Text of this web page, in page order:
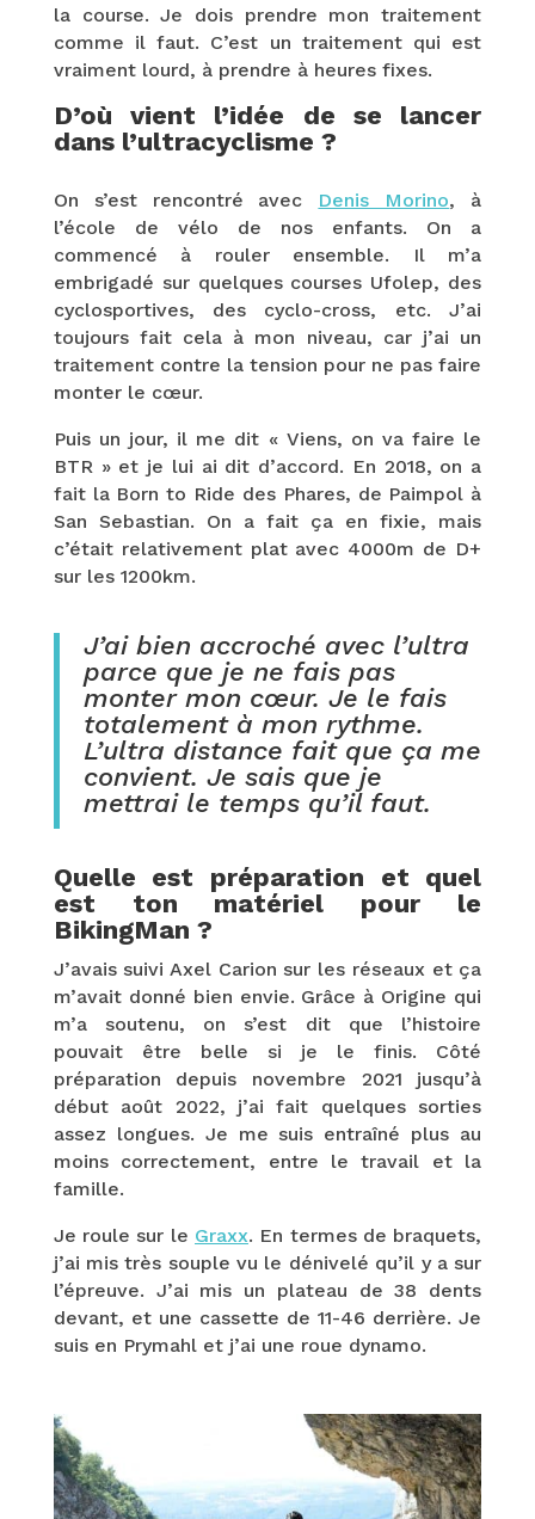
la course. Je dois prendre mon traitement
comme il faut. C’est un traitement qui est
vraiment lourd, à prendre à heures fixes.
D’où vient l’idée de se lancer
dans l’ultracyclisme ?
On s’est rencontré avec Denis Morino, à
l’école de vélo de nos enfants. On a
commencé à rouler ensemble. Il m’a
embrigadé sur quelques courses Ufolep, des
cyclosportives, des cyclo-cross, etc. J’ai
toujours fait cela à mon niveau, car j’ai un
traitement contre la tension pour ne pas faire
monter le cœur.
Puis un jour, il me dit « Viens, on va faire le
BTR » et je lui ai dit d’accord. En 2018, on a
fait la Born to Ride des Phares, de Paimpol à
San Sebastian. On a fait ça en fixie, mais
c’était relativement plat avec 4000m de D+
sur les 1200km.
J’ai bien accroché avec l’ultra
parce que je ne fais pas
monter mon cœur. Je le fais
totalement à mon rythme.
L’ultra distance fait que ça me
convient. Je sais que je
mettrai le temps qu’il faut.
Quelle est préparation et quel
est ton matériel pour le
BikingMan ?
J’avais suivi Axel Carion sur les réseaux et ça
m’avait donné bien envie. Grâce à Origine qui
m’a soutenu, on s’est dit que l’histoire
pouvait être belle si je le finis. Côté
préparation depuis novembre 2021 jusqu’à
début août 2022, j’ai fait quelques sorties
assez longues. Je me suis entraîné plus au
moins correctement, entre le travail et la
famille.
Je roule sur le Graxx. En termes de braquets,
j’ai mis très souple vu le dénivelé qu’il y a sur
l’épreuve. J’ai mis un plateau de 38 dents
devant, et une cassette de 11-46 derrière. Je
suis en Prymahl et j’ai une roue dynamo.